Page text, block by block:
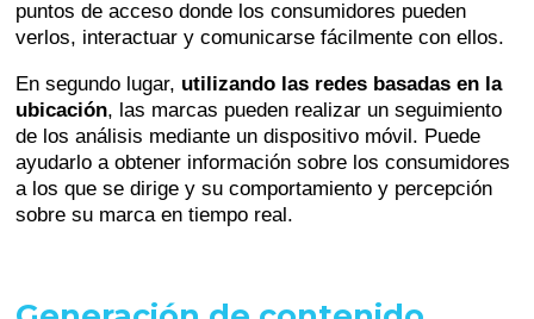
puntos de acceso donde los consumidores pueden
verlos, interactuar y comunicarse fácilmente con ellos.
En segundo lugar, utilizando las redes basadas en la
ubicación, las marcas pueden realizar un seguimiento
de los análisis mediante un dispositivo móvil. Puede
ayudarlo a obtener información sobre los consumidores
a los que se dirige y su comportamiento y percepción
sobre su marca en tiempo real.